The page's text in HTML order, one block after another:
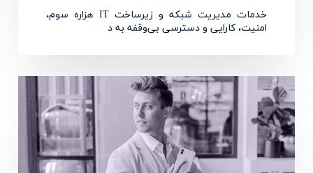
خدمات مدیریت شبکه و زیرساخت IT هزاره سوم،
امنیت، کارایی و دسترسی بی‌وقفه به د